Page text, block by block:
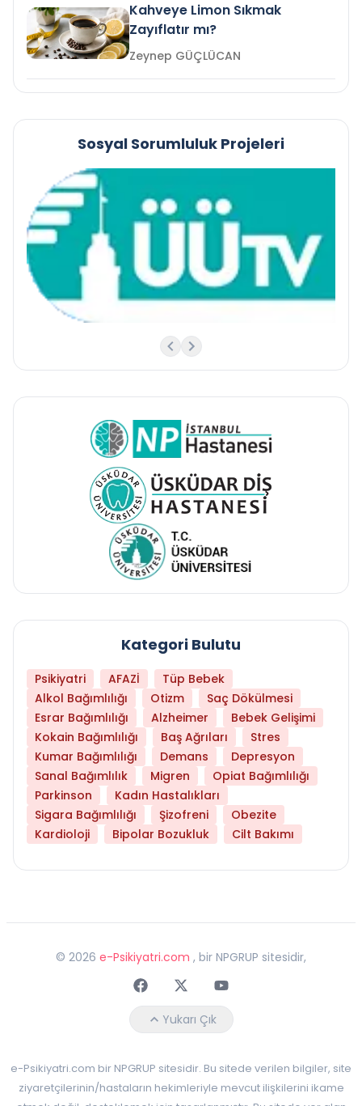
Kahveye Limon Sıkmak
Zayıflatır mı?
Zeynep GÜÇLÜCAN
Sosyal Sorumluluk Projeleri
Kategori Bulutu
Psikiyatri AFAZİ
Tüp Bebek
Alkol Bağımlılığı
Otizm
Saç Dökülmesi
Esrar Bağımlılığı
Alzheimer
Bebek Gelişimi
Kokain Bağımlılığı
Baş Ağrıları
Stres
Kumar Bağımlılığı
Demans
Depresyon
Sanal Bağımlılık
Migren
Opiat Bağımlılığı
Parkinson
Kadın Hastalıkları
Sigara Bağımlılığı
Şizofreni
Obezite
Kardioloji
Bipolar Bozukluk Cilt Bakımı
© 2026 e-Psikiyatri.com , bir NPGRUP sitesidir,
FaceebokTwitterYoutube
Yukarı Çık
e-Psikiyatri.com bir NPGRUP sitesidir. Bu sitede verilen bilgiler, site
ziyaretçilerinin/hastaların hekimleriyle mevcut ilişkilerini ikame